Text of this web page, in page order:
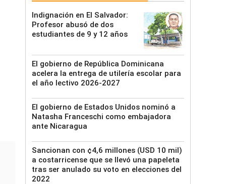
Indignación en El Salvador:
Profesor abusó de dos
estudiantes de 9 y 12 años
El gobierno de República Dominicana
acelera la entrega de utilería escolar para
el año lectivo 2026-2027
El gobierno de Estados Unidos nominó a
Natasha Franceschi como embajadora
ante Nicaragua
Sancionan con ¢4,6 millones (USD 10 mil)
a costarricense que se llevó una papeleta
tras ser anulado su voto en elecciones del
2022